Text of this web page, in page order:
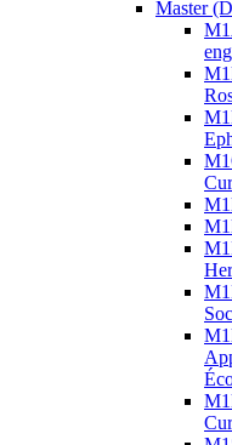
Master